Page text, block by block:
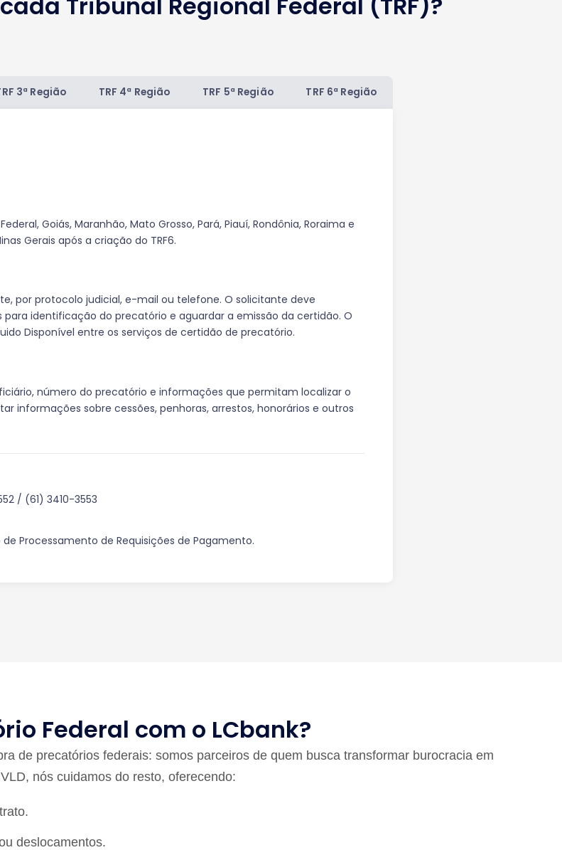
3ª Região TRF 4ª Região TRF 5ª Região TRF 6ª Região
Goiás, Maranhão, Mato Grosso, Pará, Piauí, Rondônia, Roraima e
Gerais após a criação do TRF6.
por protocolo judicial, e-mail ou telefone. O solicitante deve
identificação do precatório e aguardar a emissão da certidão. O
Disponível entre os serviços de certidão de precatório.
número do precatório e informações que permitam localizar o
informações sobre cessões, penhoras, arrestos, honorários e outros
/ (61) 3410-3553
de Processamento de Requisições de Pagamento.
Federal com o LCbank?
de precatórios federais: somos parceiros de quem busca transformar burocracia em
nós cuidamos do resto, oferecendo:
deslocamentos.